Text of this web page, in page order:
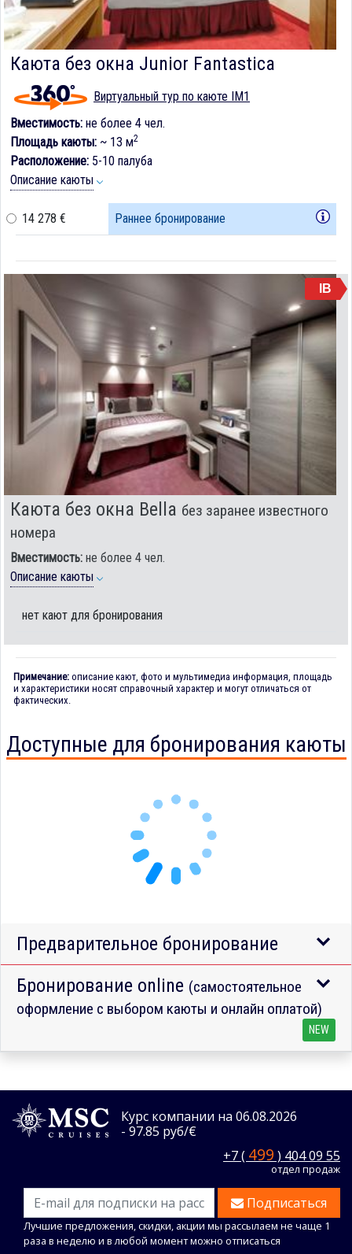
Каюта без окна Junior Fantastica
Виртуальный тур по каюте IM1
Вместимость: не более 4 чел.
Площадь каюты: ~ 13 м2
Расположение: 5-10 палуба
Описание каюты
14 278 € Раннее бронирование
IB
Каюта без окна Bella без заранее известного
номера
Вместимость: не более 4 чел.
Описание каюты
нет кают для бронирования
Примечание: описание кают, фото и мультимедиа информация, площадь
и характеристики носят справочный характер и могут отличаться от
фактических.
Доступные для бронирования каюты
Предварительное бронирование
Бронирование online (самостоятельное
оформление с выбором каюты и онлайн оплатой)
NEW
Курс компании на 06.08.2026
- 97.85 руб/€
+7 ( 499 ) 404 09 55
отдел продаж
Подписаться
Лучшие предложения, скидки, акции мы рассылаем не чаще 1
раза в неделю и в любой момент можно отписаться